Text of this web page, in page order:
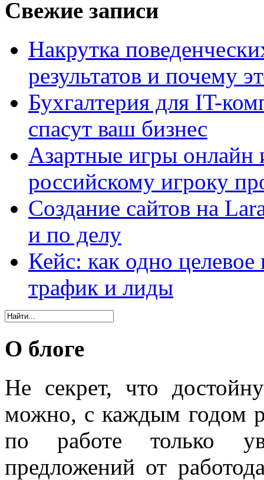
Свежие записи
Накрутка
результатов и почему
Бухгалтерия для IT-
спасут ваш бизнес
Азартные игры онлайн
российскому игроку
Создание сайтов на
и по делу
Кейс: как одно
трафик и лиды
О блоге
Не секрет, что
можно, с каждым годом
по работе только
предложений от